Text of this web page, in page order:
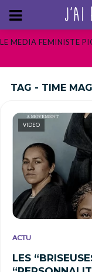
LE MEDIA FEMINISTE
TAG - TIME
VIDEO
ACTU
LES